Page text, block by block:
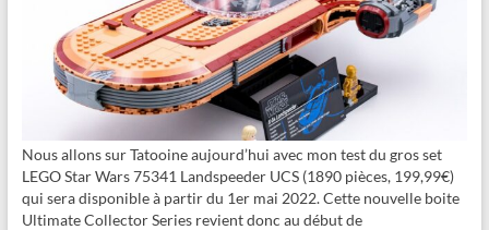
Nous allons sur Tatooine aujourd’hui avec mon test du gros set
LEGO Star Wars 75341 Landspeeder UCS (1890 pièces, 199,99€)
qui sera disponible à partir du 1er mai 2022. Cette nouvelle boite
Ultimate Collector Series revient donc au début de